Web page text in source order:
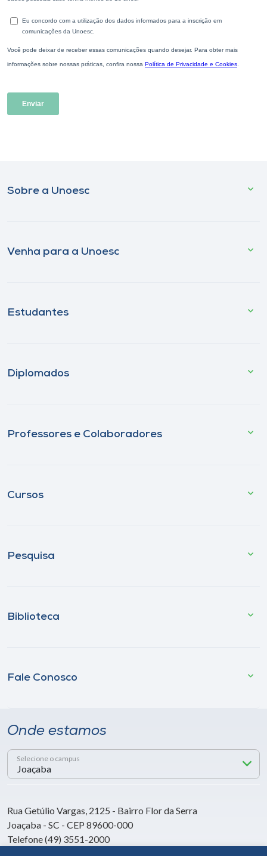
Sobre a Unoesc
Venha para a Unoesc
Estudantes
Diplomados
Professores e Colaboradores
Cursos
Pesquisa
Biblioteca
Fale Conosco
Onde estamos
Selecione o campus
Rua Getúlio Vargas, 2125 - Bairro Flor da Serra
Joaçaba - SC - CEP 89600-000
Telefone (49) 3551-2000